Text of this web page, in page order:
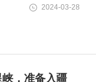
2024-03-28
，准备入疆